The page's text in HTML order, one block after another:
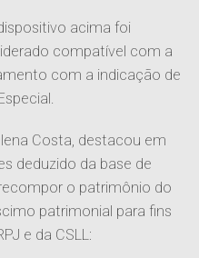
acima foi
compatível com a
com a indicação de
Costa, destacou em
deduzido da base de
o patrimônio do
patrimonial para fins
e da CSLL: